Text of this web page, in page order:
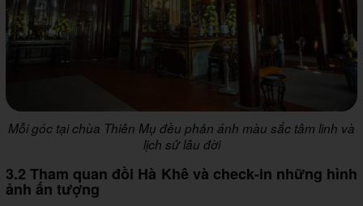
Mỗi góc tại chùa Thiên Mụ đều phản ánh màu sắc tâm linh và
lịch sử lâu đời
3.2 Tham quan đồi Hà Khê và check-in những hình
ảnh ấn tượng